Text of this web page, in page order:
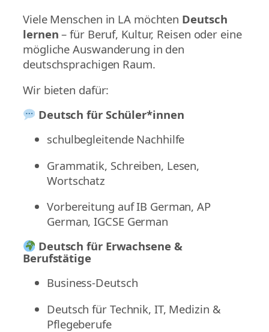
Viele Menschen in LA möchten Deutsch
lernen – für Beruf, Kultur, Reisen oder eine
mögliche Auswanderung in den
deutschsprachigen Raum.
Wir bieten dafür:
Deutsch für Schüler*innen
schulbegleitende Nachhilfe
Grammatik, Schreiben, Lesen,
Wortschatz
Vorbereitung auf IB German, AP
German, IGCSE German
Deutsch für Erwachsene &
Berufstätige
Business-Deutsch
Deutsch für Technik, IT, Medizin &
Pflegeberufe